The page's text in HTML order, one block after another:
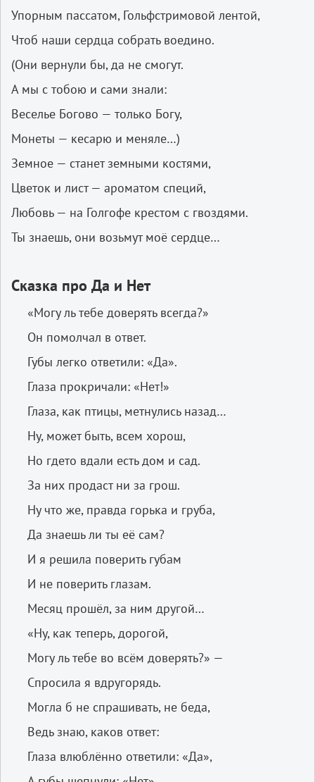
Упорным пассатом, Гольфстримовой лентой,
Чтоб наши сердца собрать воедино.
(Они вернули бы, да не смогут.
А мы с тобою и сами знали:
Веселье Богово — только Богу,
Монеты — кесарю и меняле…)
Земное — станет земными костями,
Цветок и лист — ароматом специй,
Любовь — на Голгофе крестом с гвоздями.
Ты знаешь, они возьмут моё сердце…
Сказка про Да и Нет
«Могу ль тебе доверять всегда?»
Он помолчал в ответ.
Губы легко ответили: «Да».
Глаза прокричали: «Нет!»
Глаза, как птицы, метнулись назад…
Ну, может быть, всем хорош,
Но где­то вдали есть дом и сад.
За них продаст ни за грош.
Ну что же, правда горька и груба,
Да знаешь ли ты её сам?
И я решила поверить губам
И не поверить глазам.
Месяц прошёл, за ним другой…
«Ну, как теперь, дорогой,
Могу ль тебе во всём доверять?» —
Спросила я вдругорядь.
Могла б не спрашивать, не беда,
Ведь знаю, каков ответ:
Глаза влюблённо ответили: «Да»,